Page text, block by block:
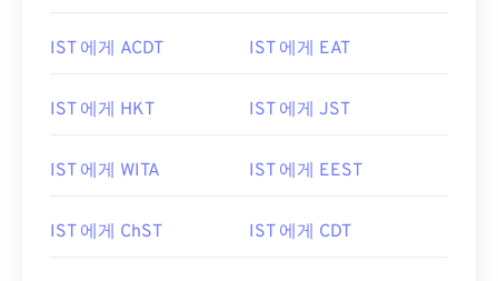
IST 에게 ACDT IST 에게 EAT
IST 에게 HKT IST 에게 JST
IST 에게 WITA IST 에게 EEST
IST 에게 ChST IST 에게 CDT